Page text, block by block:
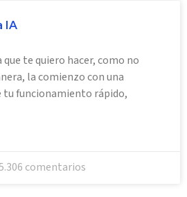
IA
te quiero hacer, como no
la comienzo con una
tu funcionamiento rápido,
comentarios